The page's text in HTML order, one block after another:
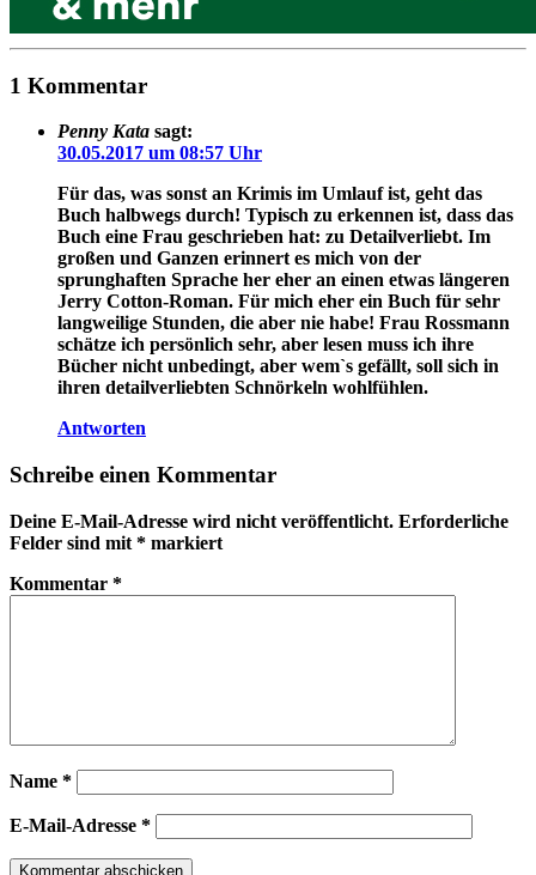
1 Kommentar
Penny Kata sagt:
30.05.2017 um 08:57 Uhr
Für das, was sonst an Krimis im Umlauf ist, geht das
Buch halbwegs durch! Typisch zu erkennen ist, dass das
Buch eine Frau geschrieben hat: zu Detailverliebt. Im
großen und Ganzen erinnert es mich von der
sprunghaften Sprache her eher an einen etwas längeren
Jerry Cotton-Roman. Für mich eher ein Buch für sehr
langweilige Stunden, die aber nie habe! Frau Rossmann
schätze ich persönlich sehr, aber lesen muss ich ihre
Bücher nicht unbedingt, aber wem`s gefällt, soll sich in
ihren detailverliebten Schnörkeln wohlfühlen.
Antworten
Schreibe einen Kommentar
Deine E-Mail-Adresse wird nicht veröffentlicht. Erforderliche
Felder sind mit * markiert
Kommentar *
Name *
E-Mail-Adresse *